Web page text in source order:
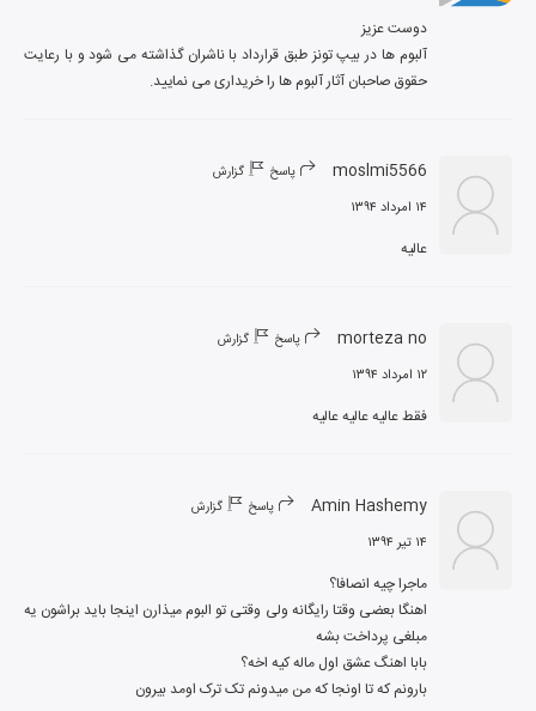
آلبوم ها در بیپ تونز طبق قرارداد با ناشران گذاشته می شود و با رعایت
حقوق صاحبان آثار آلبوم ها را خریداری می نمایید.
moslmi5566 پاسخ گزارش
۱۴ امرداد ۱۳۹۴
عالیه
morteza no پاسخ گزارش
۱۲ امرداد ۱۳۹۴
فقط عالیه عالیه عالیه
Amin Hashemy پاسخ گزارش
۱۴ تیر ۱۳۹۴
اهنگا بعضی وقتا رایگانه ولی وقتی تو البوم میذارن اینجا باید براشون یه
بارونم که تا اونجا که من میدونم تک ترک اومد بیرون